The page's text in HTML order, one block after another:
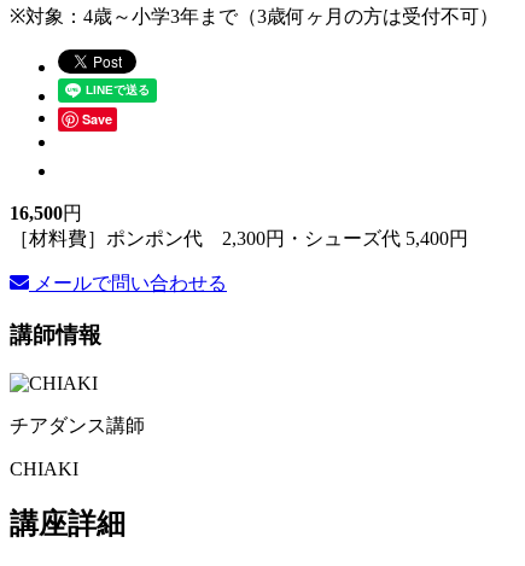
※対象：4歳～小学3年まで（3歳何ヶ月の方は受付不可）
Save
16,500円
［材料費］ポンポン代 2,300円・シューズ代 5,400円
メールで問い合わせる
講師情報
チアダンス講師
CHIAKI
講座詳細